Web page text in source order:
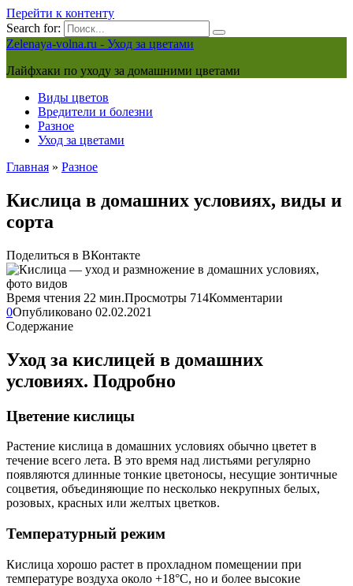
Перейти к контенту
Search for:
Zelenaya-volna.ru - Уход за цветами
Лайфхаки по уходу за домашними цветами
Виды цветов
Вредители и болезни
Разное
Уход за цветами
Главная » Разное
Кислица в домашних условиях, виды и
сорта
Поделиться в ВКонтакте
Время чтения 22 мин.Просмотры 714Комментарии
0Опубликовано 02.02.2021
Содержание
Уход за кислицей в домашних
условиях. Подробно
Цветение кислицы
Растение кислица в домашних условиях обычно цветет в
течение всего лета. В это время над листьями регулярно
появляются длинные тонкие цветоносы, несущие зонтичные
соцветия, объединяющие по несколько некрупных белых,
розовых, красных или желтых цветков.
Температурный режим
Кислица хорошо растет в прохладном помещении при
температуре воздуха около +18°С, но и более высокие